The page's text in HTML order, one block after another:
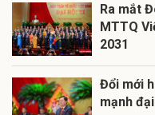
Ra mắt
MTTQ
2031
Đổi mới
mạnh